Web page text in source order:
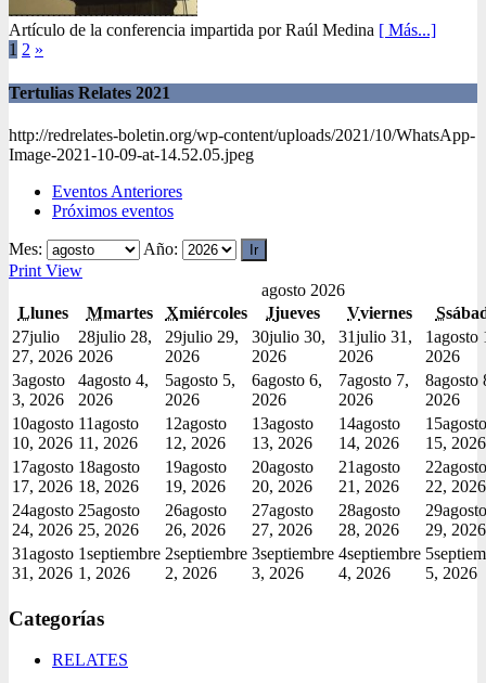
Artículo de la conferencia impartida por Raúl Medina [ Más...]
1 2 »
Tertulias Relates 2021
http://redrelates-boletin.org/wp-content/uploads/2021/10/WhatsApp-
Image-2021-10-09-at-14.52.05.jpeg
Eventos Anteriores
Próximos eventos
Mes:
Año:
Print View
agosto 2026
Llunes Mmartes Xmiércoles Jjueves Vviernes S
27julio
27, 2026
28julio 28,
2026
29julio 29,
2026
30julio 30,
2026
31julio 31,
2026
1agosto
2026
3agosto
3, 2026
4agosto 4,
2026
5agosto 5,
2026
6agosto 6,
2026
7agosto 7,
2026
8agosto
2026
10agosto
10, 2026
11agosto
11, 2026
12agosto
12, 2026
13agosto
13, 2026
14agosto
14, 2026
15agosto
15, 2026
17agosto
17, 2026
18agosto
18, 2026
19agosto
19, 2026
20agosto
20, 2026
21agosto
21, 2026
22agosto
22, 2026
24agosto
24, 2026
25agosto
25, 2026
26agosto
26, 2026
27agosto
27, 2026
28agosto
28, 2026
29agosto
29, 2026
31agosto
31, 2026
1septiembre
1, 2026
2septiembre
2, 2026
3septiembre
3, 2026
4septiembre
4, 2026
5
5, 2026
Categorías
RELATES